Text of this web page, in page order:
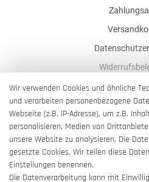
AGB
Wir verwenden Cookies und ähnliche
und verarbeiten personenbezogene
Webseite (z.B. IP-Adresse), um z.B.
personalisieren, Medien von
unsere Website zu analysieren. Die
gesetzte Cookies. Wir teilen diese
Einstellungen benennen.
Die Datenverarbeitung kann mit